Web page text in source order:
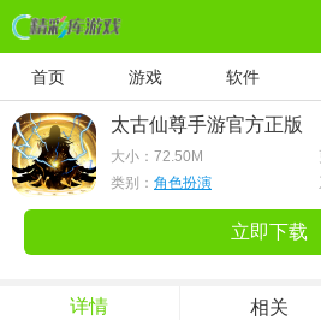
首页 游戏 软件
太古仙尊手游官方正版
大小： 72.50M
类别： 角色扮演
立即下载
详情 相关